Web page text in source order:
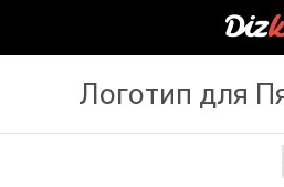
Логотип для